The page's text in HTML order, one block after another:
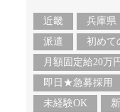
近畿 兵庫県
派遣
初めて
月額固定給20万
即日★急募採用
未経験OK